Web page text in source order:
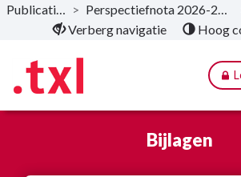
Naar hoofdinhoud
Publicaties > Perspectiefnota 2026-2029
Verberg navigatie
Hoog
Bijlagen